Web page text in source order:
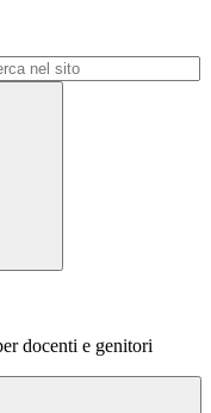
docenti e genitori